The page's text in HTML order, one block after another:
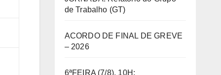
de Trabalho (GT)
ACORDO DE FINAL DE GREVE
– 2026
6ªFEIRA (7/8), 10H: